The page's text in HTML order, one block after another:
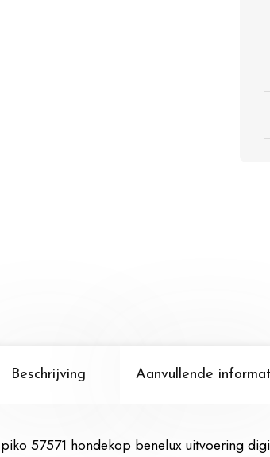
Beschrijving Aanvullende
piko 57571 hondekop benelux uitvoering